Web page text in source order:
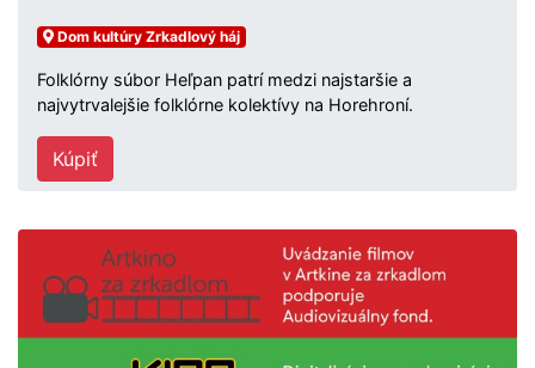
Dom kultúry Zrkadlový háj
Folklórny súbor Heľpan patrí medzi najstaršie a
najvytrvalejšie folklórne kolektívy na Horehroní.
Kúpiť